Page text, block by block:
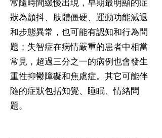
常隨時間緩慢出現，早期最明顯的症
狀為顫抖、 肢體僵硬、 運動功能減退
和步態異常 ，也可能有認知和行為問
題； 失智症在病情嚴重的患者中相當
常見，超過三分之一的病例也會發生
重性抑鬱障礙和焦慮症。其它可能伴
隨的症狀包括知覺、
睡眠、情緒問
題。